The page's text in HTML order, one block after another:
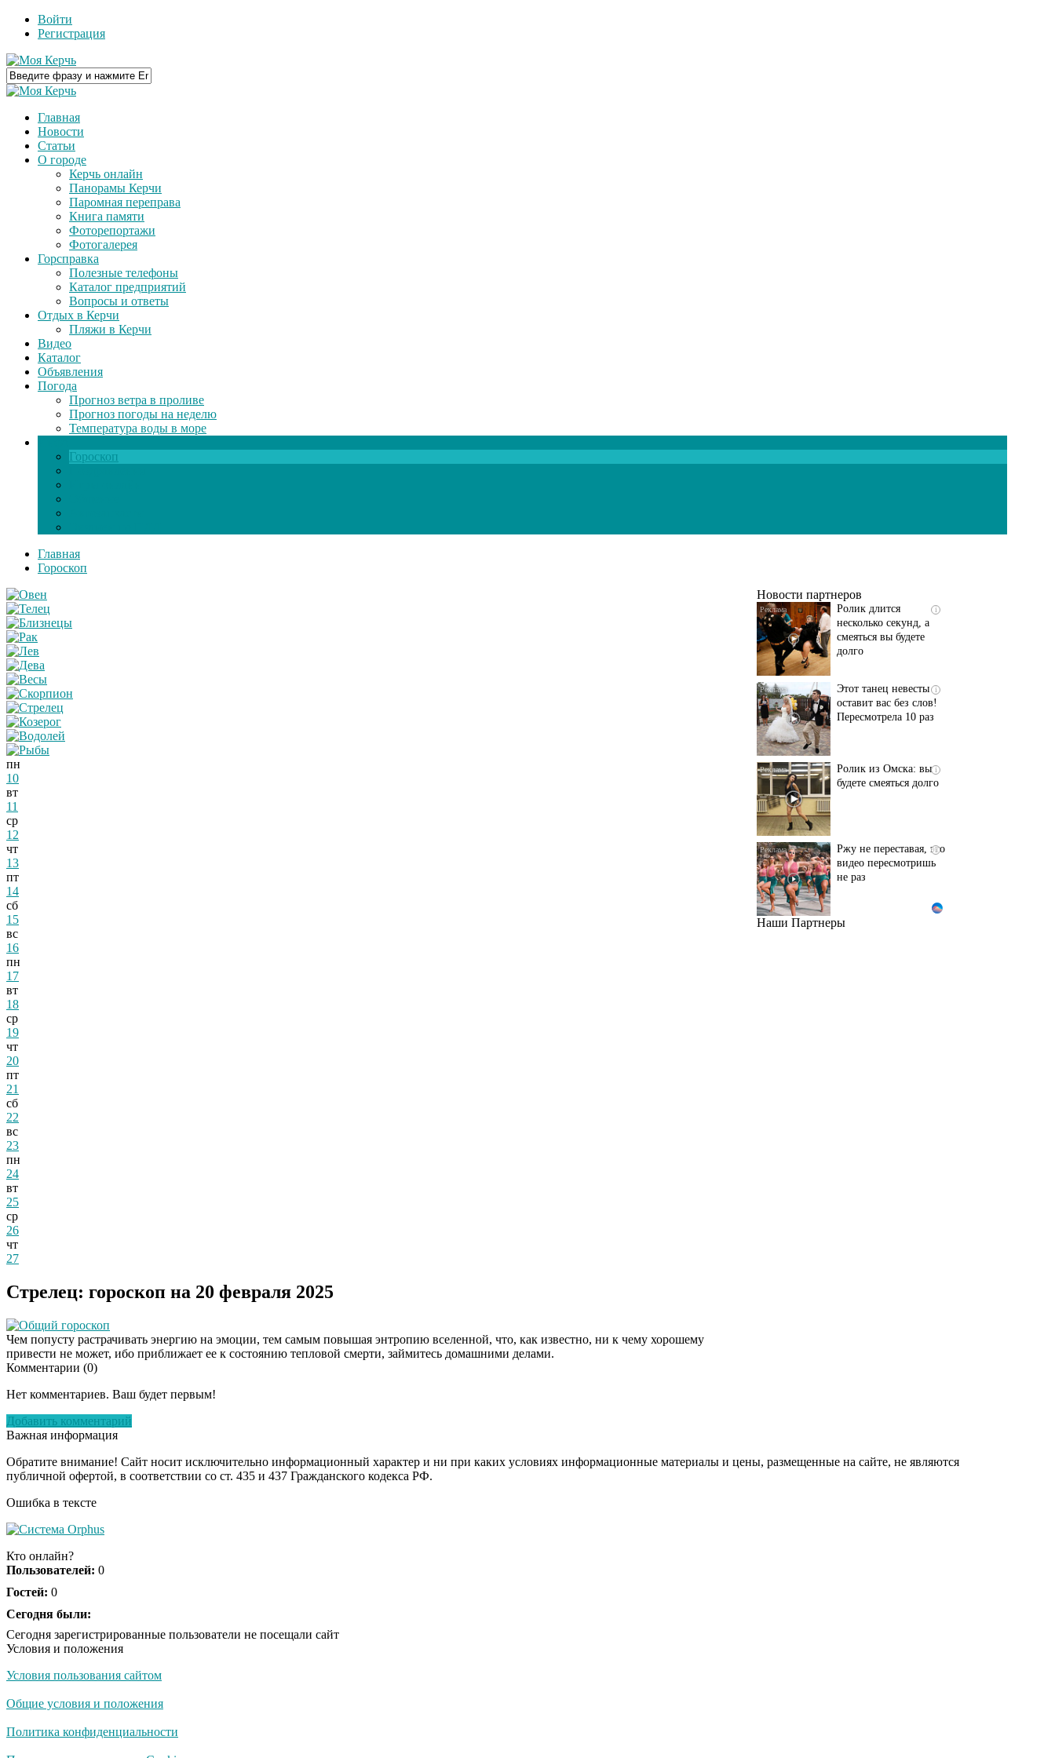
Войти
Регистрация
Главная
Новости
Статьи
О городе
Керчь онлайн
Панорамы Керчи
Паромная переправа
Книга памяти
Фоторепортажи
Фотогалерея
Горсправка
Полезные телефоны
Каталог предприятий
Вопросы и ответы
Отдых в Керчи
Пляжи в Керчи
Видео
Каталог
Объявления
Погода
Прогноз ветра в проливе
Прогноз погоды на неделю
Температура воды в море
Гороскоп
Главная
Гороскоп
пн
10
вт
11
ср
12
чт
13
пт
14
сб
15
вс
16
пн
17
вт
18
ср
19
чт
20
пт
21
сб
22
вс
23
пн
24
вт
25
ср
26
чт
27
Стрелец: гороскоп на 20 февраля 2025
Общий гороскоп
Чем попусту растрачивать энергию на эмоции, тем самым повышая энтропию вселенной, что, как известно, ни к чему хорошему
привести не может, ибо приближает ее к состоянию тепловой смерти, займитесь домашними делами.
Комментарии (0)
Нет комментариев. Ваш будет первым!
Добавить комментарий
Новости партнеров
i
Ролик длится
несколько секунд, а
смеяться вы будете
долго
i
Этот танец невесты
оставит вас без слов!
Пересмотрела 10 раз
i
Ролик из Омска: вы
будете смеяться долго
i
Ржу не переставая, это
видео пересмотришь
не раз
Обнаружена тайная
Наши Партнеры
Важная информация
Обратите внимание! Сайт носит исключительно информационный характер и ни при каких условиях информационные материалы и цены, размещенные на сайте, не являются
публичной офертой, в соответствии со ст. 435 и 437 Гражданского кодекса РФ.
Ошибка в тексте
Кто онлайн?
Пользователей: 0
Гостей: 0
Сегодня были:
Сегодня зарегистрированные пользователи не посещали сайт
Условия и положения
Условия пользования сайтом
Общие условия и положения
Политика конфиденциальности